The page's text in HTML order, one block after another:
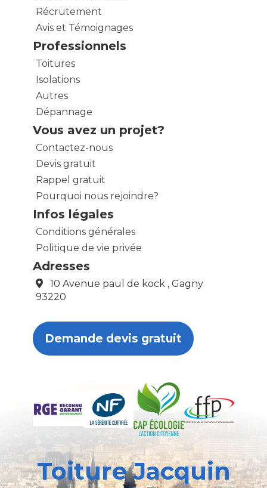
Récrutement
Avis et Témoignages
Professionnels
Toitures
Isolations
Autres
Dépannage
Vous avez un projet?
Contactez-nous
Devis gratuit
Rappel gratuit
Pourquoi nous rejoindre?
Infos légales
Conditions générales
Politique de vie privée
Adresses
10 Avenue paul de kock , Gagny
93220
Demande devis gratuit
Toiture Jacquin